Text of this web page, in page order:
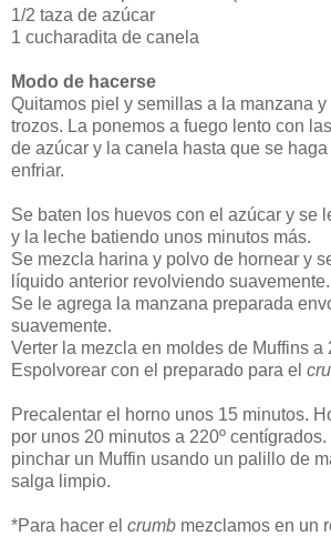
1/2 taza de azúcar
1 cucharadita de canela
Modo de hacerse
Quitamos piel y semillas a la manzana y
trozos. La ponemos a fuego lento con
de azúcar y la canela hasta que se
enfriar.
Se baten los huevos con el azúcar y se
y la leche batiendo unos minutos más.
Se mezcla harina y polvo de hornear y
líquido anterior revolviendo suavemente.
Se le agrega la manzana preparada
suavemente.
Verter la mezcla en moldes de Muffins a
Espolvorear con el preparado para el
Precalentar el horno unos 15 minutos.
por unos 20 minutos a 220º
pinchar un Muffin usando un palillo de
salga limpio.
*Para hacer el crumb mezclamos en un